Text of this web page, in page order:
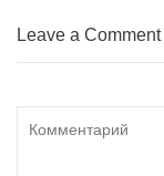
Leave a Comment